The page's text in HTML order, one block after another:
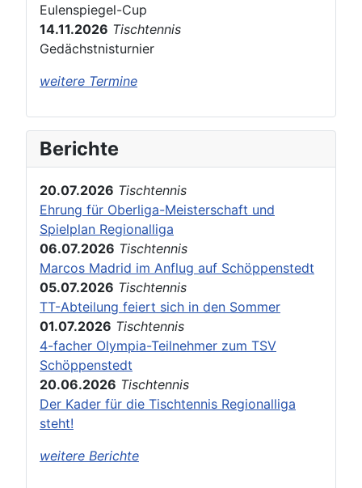
Eulenspiegel-Cup
14.11.2026 Tischtennis
Gedächstnisturnier
weitere Termine
Berichte
20.07.2026 Tischtennis
Ehrung für Oberliga-Meisterschaft und
Spielplan Regionalliga
06.07.2026 Tischtennis
Marcos Madrid im Anflug auf Schöppenstedt
05.07.2026 Tischtennis
TT-Abteilung feiert sich in den Sommer
01.07.2026 Tischtennis
4-facher Olympia-Teilnehmer zum TSV
Schöppenstedt
20.06.2026 Tischtennis
Der Kader für die Tischtennis Regionalliga
steht!
weitere Berichte